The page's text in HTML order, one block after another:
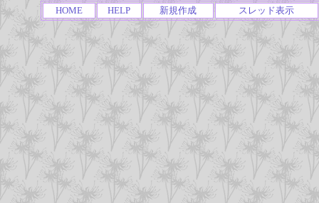
HOME HELP 新規作成 スレッド表示